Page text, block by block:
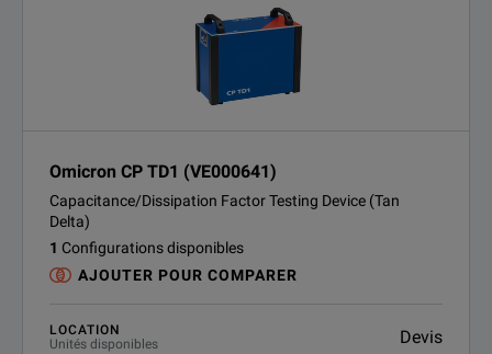
Omicron CP TD1 (VE000641)
Capacitance/Dissipation Factor Testing Device (Tan
Delta)
1 Configurations disponibles
AJOUTER POUR COMPARER
LOCATION
Unités disponibles
Devis